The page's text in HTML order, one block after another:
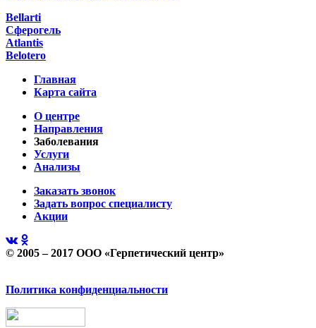
Bellarti
Сферогель
Atlantis
Belotero
Главная
Карта сайта
О центре
Направления
Заболевания
Услуги
Анализы
Заказать звонок
Задать вопрос специалисту
Акции
© 2005 – 2017 ООО «Герпетический центр»
Политика конфиденциальности